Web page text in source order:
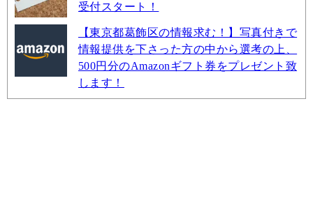
受付スタート！
【東京都葛飾区の情報求む！】写真付きで
情報提供を下さった方の中から選考の上、
500円分のAmazonギフト券をプレゼント致
します！